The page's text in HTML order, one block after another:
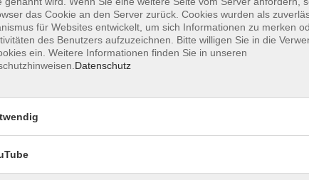
und Donnerstag:
26203 Wardenburg
das Cookie an den Server zurück. Cookies wurden als
für Websites entwickelt, um sich Informationen zu merken
des Benutzers aufzuzeichnen. Bitte willigen Sie in die
ein. Weitere Informationen finden Sie in unseren
Datenschutz